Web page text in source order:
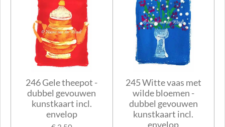
246 Gele theepot -
dubbel gevouwen
kunstkaart incl.
envelop
245 Witte vaas met
wilde bloemen -
dubbel gevouwen
kunstkaart incl.
envelop